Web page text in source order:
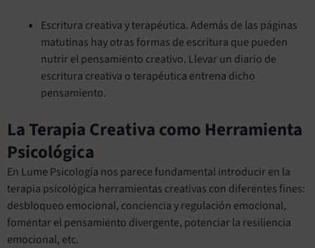
Escritura creativa y terapéutica. Además de las páginas
matutinas hay otras formas de escritura que pueden
nutrir el pensamiento creativo. Llevar un diario de
escritura creativa o terapéutica entrena dicho
pensamiento.
La Terapia Creativa como Herramienta
Psicológica
En Lume Psicología nos parece fundamental introducir en la
terapia psicológica herramientas creativas con diferentes fines:
desbloqueo emocional, conciencia y regulación emocional,
fomentar el pensamiento divergente, potenciar la resiliencia
emocional, etc.